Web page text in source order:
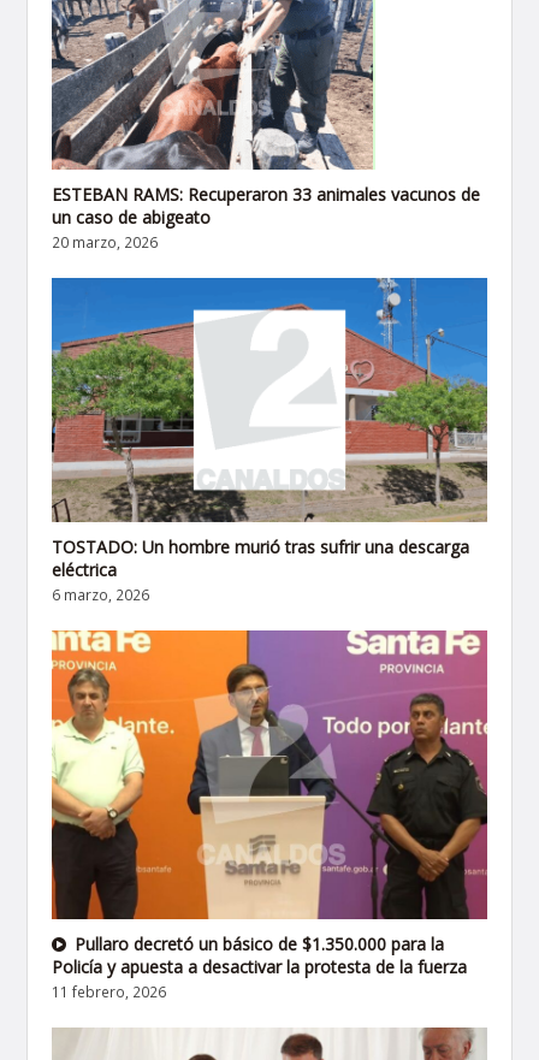
ESTEBAN RAMS: Recuperaron 33 animales vacunos de
un caso de abigeato
20 marzo, 2026
TOSTADO: Un hombre murió tras sufrir una descarga
eléctrica
6 marzo, 2026
Pullaro decretó un básico de $1.350.000 para la
Policía y apuesta a desactivar la protesta de la fuerza
11 febrero, 2026